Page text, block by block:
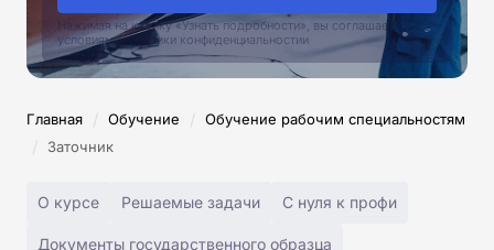
Нажимая на кнопку «Узнать подробности», вы соглашаетесь с
условиями политики конфиденциальностии
Главная / Обучение / Обучение рабочим специальностям
/ Заточник
О курсе Решаемые задачи С нуля к профи
Документы государственного образца